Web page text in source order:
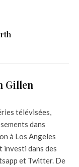
Gillen
télévisées,
dans
à Los Angeles
investi dans des
et Twitter. De